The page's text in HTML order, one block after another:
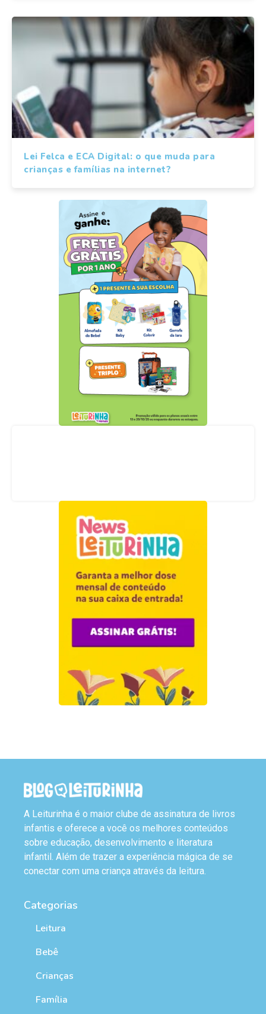
Lei Felca e ECA Digital: o que muda para
crianças e famílias na internet?
A Leiturinha é o maior clube de assinatura de livros
infantis e oferece a você os melhores conteúdos
sobre educação, desenvolvimento e literatura
infantil. Além de trazer a experiência mágica de se
conectar com uma criança através da leitura.
Categorias
Leitura
Bebê
Crianças
Família